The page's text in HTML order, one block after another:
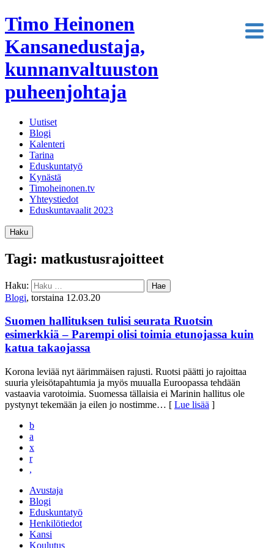
Timo Heinonen
Kansanedustaja,
kunnanvaltuuston
puheenjohtaja
Uutiset
Blogi
Kalenteri
Tarina
Eduskuntatyö
Kynästä
Timoheinonen.tv
Yhteystiedot
Eduskuntavaalit 2023
Haku
Tagi: matkustusrajoitteet
Haku:
Blogi, torstaina 12.03.20
Suomen hallituksen tulisi seurata Ruotsin
esimerkkiä – Parempi olisi toimia etunojassa kuin
katua takaojassa
Korona leviää nyt äärimmäisen rajusti. Ruotsi päätti jo rajoittaa
suuria yleisötapahtumia ja myös muualla Euroopassa tehdään
vastaavia varotoimia. Suomessa tällaisia ei Marinin hallitus ole
pystynyt tekemään ja eilen jo nostimme… [ Lue lisää ]
b
a
x
r
,
Avustaja
Blogi
Eduskuntatyö
Henkilötiedot
Kansi
Koulutus